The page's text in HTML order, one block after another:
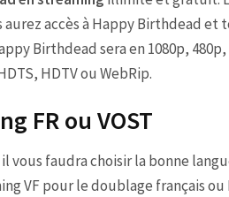
accès à Happy Birthdead et
Birthdead sera en 1080p, 480p,
HDTV ou WebRip.
FR ou VOST
vous faudra choisir la bonne
VF pour le doublage français